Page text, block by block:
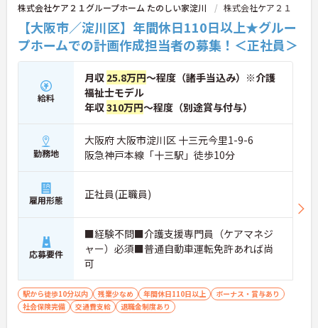
株式会社ケア２１グループホーム たのしい家淀川 株式会社ケア２１
【大阪市／淀川区】年間休日110日以上★グルー
プホームでの計画作成担当者の募集！＜正社員＞
給料
月収 25.8万円～程度（諸手当込み）※介護
福祉士モデル
年収310万円～程度（別途賞与付与）
勤務地
大阪府 大阪市淀川区 十三元今里1-9-6
阪急神戸本線「十三駅」徒歩10分
雇用形態 正社員(正職員)
応募要件
■経験不問■介護支援専門員（ケアマネジ
ャー）必須■普通自動車運転免許あれば尚
可
駅から徒歩10分以内 残業少なめ 年間休日110日以上
ボーナス・賞与あり
社会保険完備
交通費支給 退職金制度あり